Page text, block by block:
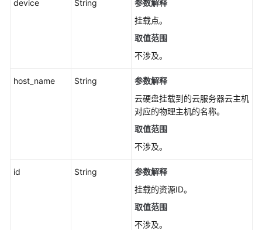
担
device String
参数解释
挂载点。
取值范围
不涉及。
host_name String
参数解释
云硬盘挂载到的云服务器云主机
对应的物理主机的名称。
取值范围
不涉及。
id String
参数解释
挂载的资源ID。
取值范围
不涉及。